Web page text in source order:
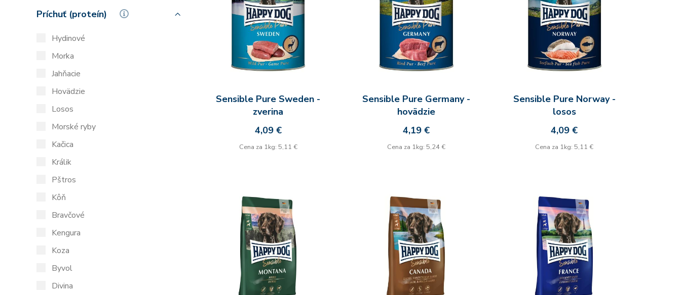
Príchuť (proteín)
Hydinové
Morka
Jahňacie
Hovädzie
Losos
Morské ryby
Kačica
Králik
Pštros
Kôň
Bravčové
Kengura
Koza
Byvol
Divina
Sensible Pure Sweden -
zverina
4,09 €
Cena za 1kg: 5,11 €
Sensible Pure Germany -
hovädzie
4,19 €
Cena za 1kg: 5,24 €
Sensible Pure Norway -
losos
4,09 €
Cena za 1kg: 5,11 €